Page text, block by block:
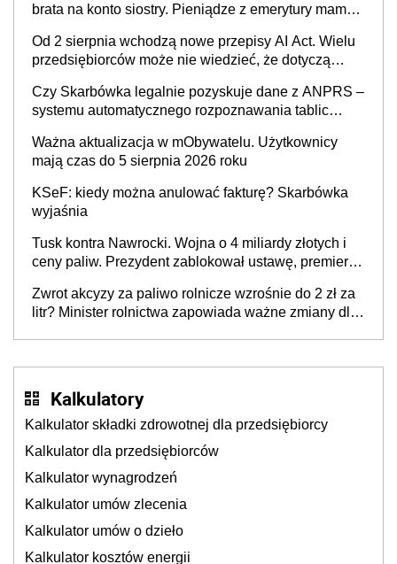
brata na konto siostry. Pieniądze z emerytury mamy
będzie
Od 2 sierpnia wchodzą nowe przepisy AI Act. Wielu
przedsiębiorców może nie wiedzieć, że dotyczą
Czy Skarbówka legalnie pozyskuje dane z ANPRS –
systemu automatycznego rozpoznawania tablic
Ważna aktualizacja w mObywatelu. Użytkownicy
mają czas do 5 sierpnia 2026 roku
KSeF: kiedy można anulować fakturę? Skarbówka
wyjaśnia
Tusk kontra Nawrocki. Wojna o 4 miliardy złotych i
ceny paliw. Prezydent zablokował ustawę, premier
kierowców”
Zwrot akcyzy za paliwo rolnicze wzrośnie do 2 zł za
litr? Minister rolnictwa zapowiada ważne zmiany dla
Kalkulatory
Kalkulator składki zdrowotnej dla przedsiębiorcy
Kalkulator dla przedsiębiorców
Kalkulator wynagrodzeń
Kalkulator umów zlecenia
Kalkulator umów o dzieło
Kalkulator kosztów energii